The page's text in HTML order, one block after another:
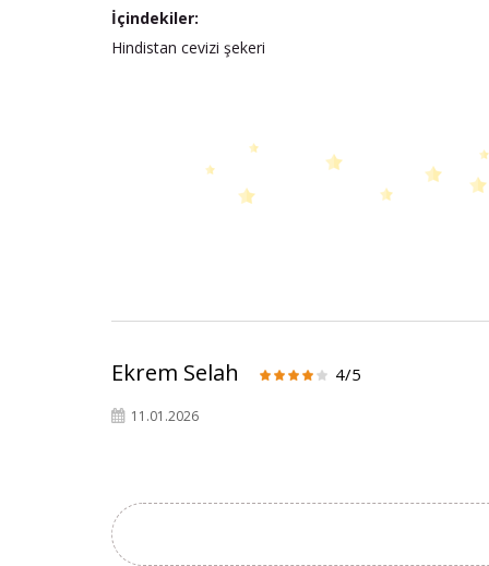
İçindekiler:
Hindistan cevizi şekeri
Ekrem Selah 4/5
11.01.2026